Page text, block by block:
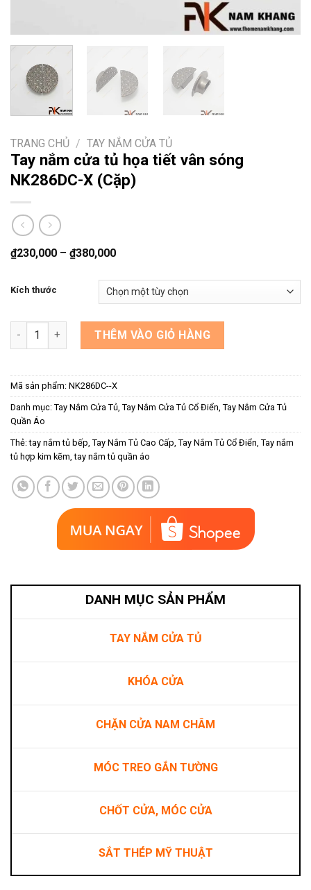
TRANG CHỦ / TAY NẮM CỬA TỦ
Tay nắm cửa tủ họa tiết vân sóng
NK286DC-X (Cặp)
₫230,000 – ₫380,000
Kích thước
Tay nắm cửa tủ họa tiết vân sóng NK286DC-X (Cặp) số lượng
THÊM VÀO GIỎ HÀNG
Mã sản phẩm: NK286DC--X
Danh mục: Tay Nắm Cửa Tủ Tay Nắm Cửa Tủ Cổ Điển Tay Nắm Cửa Tủ
Quần Áo
Thẻ:tay nắm tủ bếp Tay Nắm Tủ Cao Cấp Tay Nắm Tủ Cổ Điển Tay nắm
tủ hợp kim kẽm ,tay nắm tủ quần áo
DANH MỤC SẢN PHẨM
TAY NẮM CỬA TỦ
KHÓA CỬA
CHẶN CỬA NAM CHÂM
MÓC TREO GẮN TƯỜNG
CHỐT CỬA, MÓC CỬA
SẮT THÉP MỸ THUẬT